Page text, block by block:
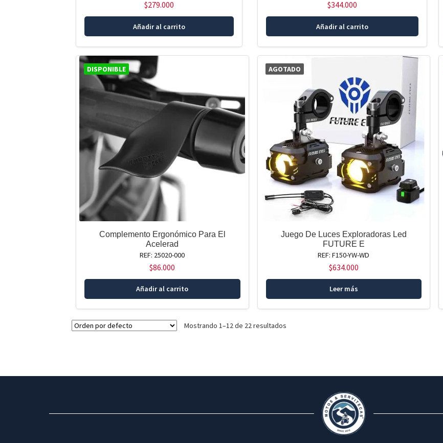
$279.000
Añadir al carrito
$344.000
Añadir al carrito
DISPONIBLE
Complemento Ergonómico Para El
Acelerad
REF: 25020-000
$86.000
Añadir al carrito
AGOTADO
Juego De Luces Exploradoras Led
FUTURE E
REF: F150-YW-WD
$634.000
Leer más
Mostrando 1–12 de 22 resultados